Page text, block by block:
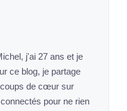
j'ai 27 ans et je
ce blog, je partage
de cœur sur
pour ne rien